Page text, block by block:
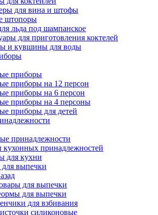
для вина и штофы
штопоры
льда под шампанское
для приготовления коктелей
и кувшины для воды
приборы
приборы на 12 персон
приборы на 6 персон
приборы на 4 персоны
приборы для детей
принадлежности
принадлежностей
для кухни
выпечки
для выпечки
для выпечки
для взбивания
силиконовые